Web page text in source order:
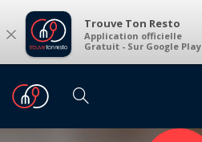
× Trouve Ton Resto
Application officielle
Gratuit - Sur Google Play